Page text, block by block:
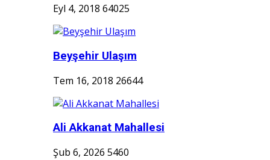
Eyl 4, 2018 64025
Beyşehir Ulaşım
Tem 16, 2018 26644
Ali Akkanat Mahallesi
Şub 6, 2026 5460